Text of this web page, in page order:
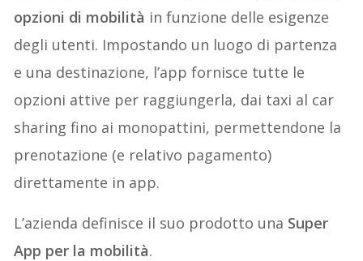
opzioni di mobilità in funzione delle esigenze
degli utenti. Impostando un luogo di partenza
e una destinazione, l’app fornisce tutte le
opzioni attive per raggiungerla, dai taxi al car
sharing fino ai monopattini, permettendone la
prenotazione (e relativo pagamento)
direttamente in app.
L’azienda definisce il suo prodotto una Super
App per la mobilità.